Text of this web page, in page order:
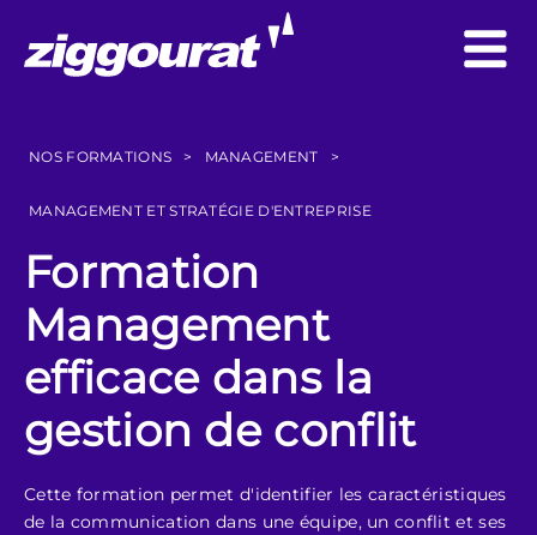
NOS FORMATIONS > MANAGEMENT >
MANAGEMENT ET STRATÉGIE D'ENTREPRISE
Formation
Management
efficace dans la
gestion de conflit
Cette formation permet d'identifier les caractéristiques
de la communication dans une équipe, un conflit et ses